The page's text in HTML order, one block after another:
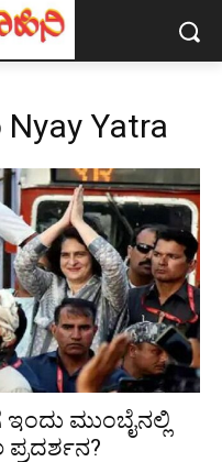
Yatra
ಮುಂಬೈನಲ್ಲಿ
ಪ್ರದರ್ಶನ?